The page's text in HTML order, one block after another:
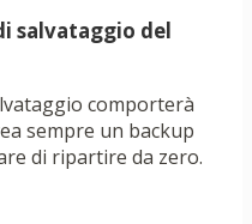
salvataggio del
comporterà
sempre un backup
di ripartire da zero.